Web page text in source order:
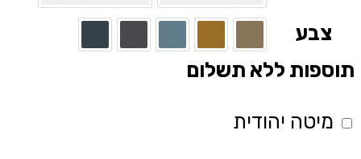
צבע
תוספות ללא תשלום
מיטה יהודית